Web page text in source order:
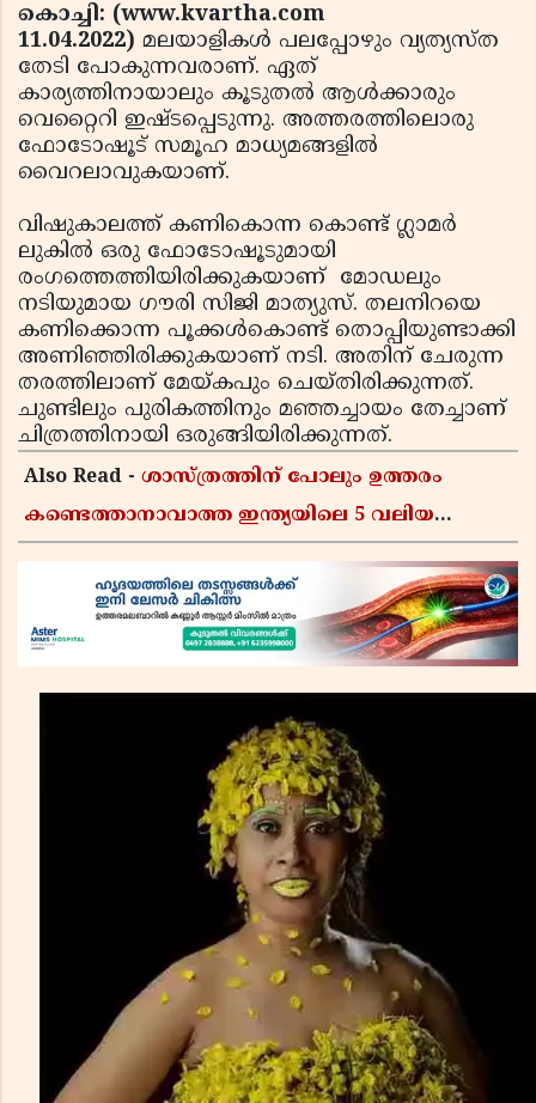
കൊച്ചി: (www.kvartha.com
11.04.2022) മലയാളികള്‍ പലപ്പോഴും വ്യത്യസ്ത
തേടി പോകുന്നവരാണ്. ഏത്
കാര്യത്തിനായാലും കൂടുതല്‍ ആള്‍ക്കാരും
വെറ്റൈറി ഇഷ്ടപ്പെടുന്നു. അത്തരത്തിലൊരു
ഫോടോഷൂട് സമൂഹ മാധ്യമങ്ങളില്‍
വൈറലാവുകയാണ്.
വിഷുകാലത്ത് കണികൊന്ന കൊണ്ട് ഗ്ലാമര്‍
ലുകില്‍ ഒരു ഫോടോഷൂടുമായി
രംഗത്തെത്തിയിരിക്കുകയാണ് മോഡലും
നടിയുമായ ഗൗരി സിജി മാത്യുസ്. തലനിറയെ
കണിക്കൊന്ന പൂക്കള്‍കൊണ്ട് തൊപ്പിയുണ്ടാക്കി
അണിഞ്ഞിരിക്കുകയാണ് നടി. അതിന് ചേരുന്ന
തരത്തിലാണ് മേയ്കപും ചെയ്തിരിക്കുന്നത്.
ചുണ്ടിലും പുരികത്തിനും മഞ്ഞച്ചായം തേച്ചാണ്
ചിത്രത്തിനായി ഒരുങ്ങിയിരിക്കുന്നത്.
Also Read - ശാസ്ത്രത്തിന് പോലും ഉത്തരം
കണ്ടെത്താനാവാത്ത ഇന്ത്യയിലെ 5 വലിയ
കേട്ടിട്ടുണ്ടാകില്ല!